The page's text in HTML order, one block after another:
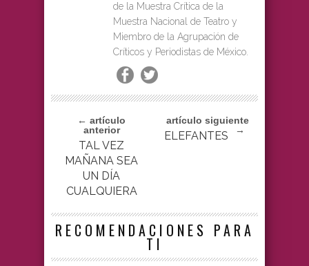
de la Muestra Crítica de la
Muestra Nacional de Teatro y
Miembro de la Agrupación de
Críticos y Periodistas de México.
← artículo
anterior
TAL VEZ
MAÑANA SEA
UN DÍA
CUALQUIERA
artículo siguiente
→
ELEFANTES
RECOMENDACIONES PARA
TI